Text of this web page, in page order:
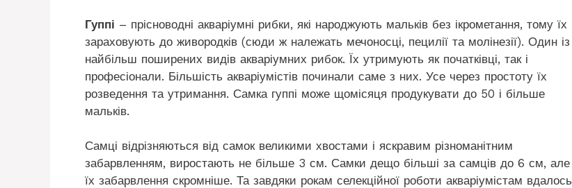
Гуппі – прісноводні акваріумні рибки, які народжують мальків без ікрометання, тому їх
зараховують до живородків (сюди ж належать мечоносці, пецилії та молінезії). Один із
найбільш поширених видів акваріумних рибок. Їх утримують як початківці, так і
професіонали. Більшість акваріумістів починали саме з них. Усе через простоту їх
розведення та утримання. Самка гуппі може щомісяця продукувати до 50 і більше
мальків.
Самці відрізняються від самок великими хвостами і яскравим різноманітним
забарвленням, виростають не більше 3 см. Самки дещо більші за самців до 6 см, але
їх забарвлення скромніше. Та завдяки рокам селекційної роботи акваріумістам вдалось